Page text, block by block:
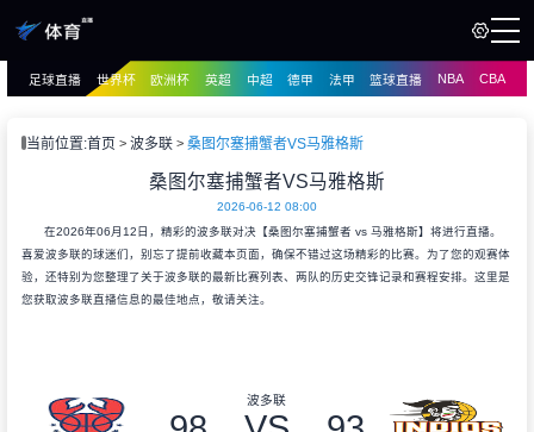
播
足球直播 世界杯 欧洲杯 英超 中超 德甲 法甲 篮球直播 NBA CBA
当前位置:首页 波多联 桑图尔塞捕蟹者VS马雅格斯
桑图尔塞捕蟹者VS马雅格斯
2026-06-12 08:00
在2026年06月12日，精彩的波多联对决【桑图尔塞捕蟹者 vs 马雅格斯】将进行直播。
喜爱波多联的球迷们，别忘了提前收藏本页面，确保不错过这场精彩的比赛。为了您的观赛体
验，还特别为您整理了关于波多联的最新比赛列表、两队的历史交锋记录和赛程安排。这里是
您获取波多联直播信息的最佳地点，敬请关注。
波多联